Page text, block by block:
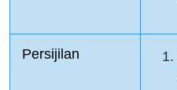
Persijilan